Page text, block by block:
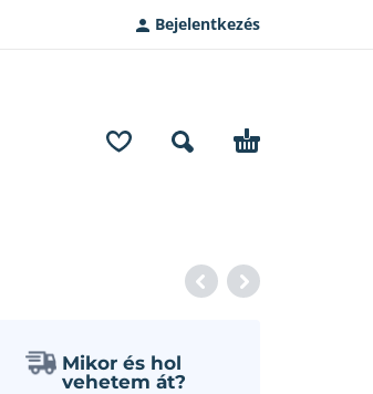
Bejelentkezés
Mikor és hol
vehetem át?